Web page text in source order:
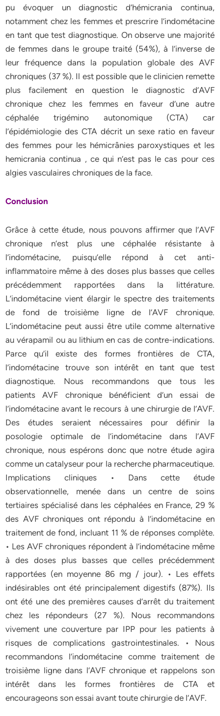
pu évoquer un diagnostic d’hémicrania continua,
notamment chez les femmes et prescrire l’indométacine
en tant que test diagnostique. On observe une majorité
de femmes dans le groupe traité (54%), à l’inverse de
leur fréquence dans la population globale des AVF
chroniques (37 %). Il est possible que le clinicien remette
plus facilement en question le diagnostic d’AVF
chronique chez les femmes en faveur d’une autre
céphalée trigémino autonomique (CTA) car
l’épidémiologie des CTA décrit un sexe ratio en faveur
des femmes pour les hémicrânies paroxystiques et les
hemicrania continua , ce qui n’est pas le cas pour ces
algies vasculaires chroniques de la face.
Conclusion
Grâce à cette étude, nous pouvons affirmer que l’AVF
chronique n’est plus une céphalée résistante à
l’indométacine, puisqu’elle répond à cet anti-
inflammatoire même à des doses plus basses que celles
précédemment rapportées dans la littérature.
L’indométacine vient élargir le spectre des traitements
de fond de troisième ligne de l’AVF chronique.
L’indométacine peut aussi être utile comme alternative
au vérapamil ou au lithium en cas de contre-indications.
Parce qu’il existe des formes frontières de CTA,
l’indométacine trouve son intérêt en tant que test
diagnostique. Nous recommandons que tous les
patients AVF chronique bénéficient d’un essai de
l’indométacine avant le recours à une chirurgie de l’AVF.
Des études seraient nécessaires pour définir la
posologie optimale de l’indométacine dans l’AVF
chronique, nous espérons donc que notre étude agira
comme un catalyseur pour la recherche pharmaceutique.
Implications cliniques • Dans cette étude
observationnelle, menée dans un centre de soins
tertiaires spécialisé dans les céphalées en France, 29 %
des AVF chroniques ont répondu à l’indométacine en
traitement de fond, incluant 11 % de réponses complète.
• Les AVF chroniques répondent à l’indométacine même
à des doses plus basses que celles précédemment
rapportées (en moyenne 86 mg / jour). • Les effets
indésirables ont été principalement digestifs (87%). Ils
ont été une des premières causes d’arrêt du traitement
chez les répondeurs (27 %). Nous recommandons
vivement une couverture par IPP pour les patients à
risques de complications gastrointestinales. • Nous
recommandons l’indométacine comme traitement de
troisième ligne dans l’AVF chronique et rappelons son
intérêt dans les formes frontières de CTA et
encourageons son essai avant toute chirurgie de l’AVF.